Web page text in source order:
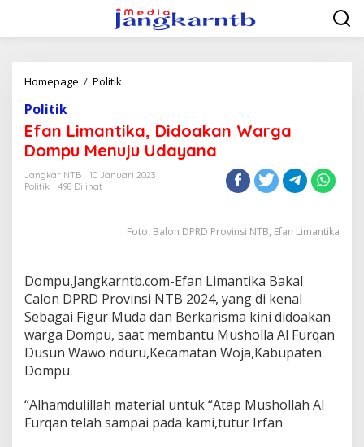
konten
Homepage / Politik
Warga
Dompu
Menuju
Udayana
Politik
Efan Limantika, Didoakan Warga
Dompu Menuju Udayana
Jangkar NTB
10 Januari 2023
Politik
498 Dilihat
Foto: Balon DPRD Provinsi NTB, Efan Limantika
Dompu,Jangkarntb.com-Efan Limantika Bakal
Calon DPRD Provinsi NTB 2024, yang di kenal
Sebagai Figur Muda dan Berkarisma kini didoakan
warga Dompu, saat membantu Musholla Al Furqan
Dusun Wawo nduru,Kecamatan Woja,Kabupaten
Dompu.
“Alhamdulillah material untuk “Atap Mushollah Al
Furqan telah sampai pada kami,tutur Irfan